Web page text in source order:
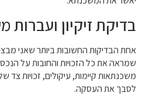
בדיקת זיקיון ועברות
אחת הבדיקות החשובות ביותר שאני
שמראה את כל הזכויות והחובות על
משכנתאות קיימות, עיקולים, זכויות צד
לסבך את העסקה.